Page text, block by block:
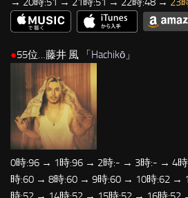
●55位…藤井 風 「Hachikō 」
0時:96 → 1時:96 → 2時:- → 3時:- → 4
時:60 → 8時:60 → 9時:60 → 10時:62 →